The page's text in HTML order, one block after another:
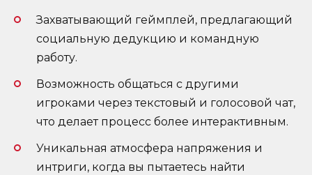
Захватывающий геймплей, предлагающий
социальную дедукцию и командную
работу.
Возможность общаться с другими
игроками через текстовый и голосовой чат,
что делает процесс более интерактивным.
Уникальная атмосфера напряжения и
интриги, когда вы пытаетесь найти